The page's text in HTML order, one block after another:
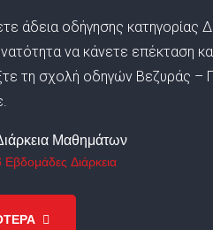
άδεια οδήγησης κατηγορίας
να κάνετε επέκταση
τη σχολή οδηγών Βεζυράς –
Μαθημάτων
Εβδομάδες Διάρκεια